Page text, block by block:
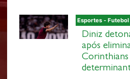
Esportes -
Diniz
após